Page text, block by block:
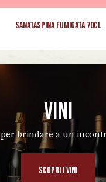
Sanataspina Fumigata 70cl
VINI
per brindare a un
SCOPRI I VINI